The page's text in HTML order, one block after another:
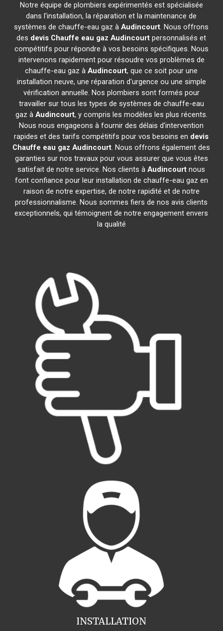
Notre équipe de plombiers expérimentés est spécialisée
dans l'installation, la réparation et la maintenance de
systèmes de chauffe-eau gaz àAudincourt. Nous offrons
des devis Chauffe eau gaz Audincourt personnalisés et
compétitifs pour répondre à vos besoins spécifiques. Nous
intervenons rapidement pour résoudre vos problèmes de
chauffe-eau gaz àAudincourt, que ce soit pour une
installation neuve, une réparation d'urgence ou une simple
vérification annuelle. Nos plombiers sont formés pour
travailler sur tous les types de systèmes de chauffe-eau
gaz à Audincourt, y compris les modèles les plus récents.
Nous nous engageons à fournir des délais d'intervention
rapides et des tarifs compétitifs pour vos besoins en devis
Chauffe eau gaz Audincourt. Nous offrons également des
garanties sur nos travaux pour vous assurer que vous êtes
satisfait de notre service. Nos clients àAudincourt nous
font confiance pour leur installation de chauffe-eau gaz en
raison de notre expertise, de notre rapidité et de notre
professionnalisme. Nous sommes fiers de nos avis clients
exceptionnels, qui témoignent de notre engagement envers
la qualité
INSTALLATION